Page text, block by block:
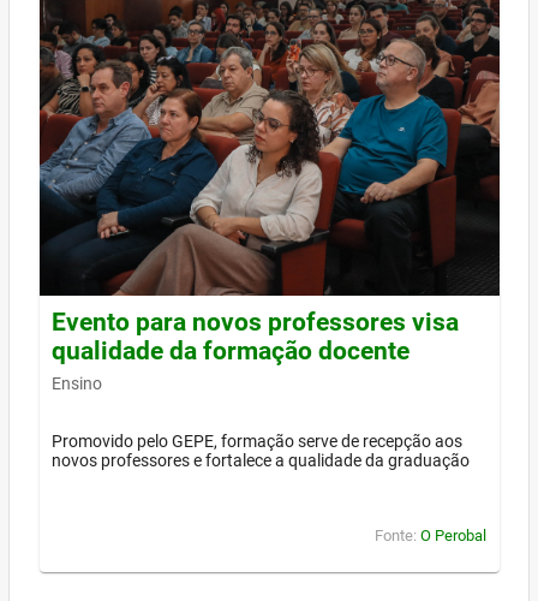
Evento para novos professores visa
qualidade da formação docente
Ensino
Promovido pelo GEPE, formação serve de recepção aos
novos professores e fortalece a qualidade da graduação
Fonte: O Perobal